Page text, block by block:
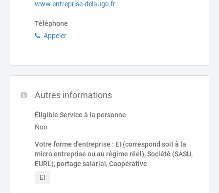
www.entreprise-delauge.fr
Téléphone
Appeler
Autres informations
Éligible Service à la personne
Non
Votre forme d'entreprise : EI (correspond soit à la
micro entreprise ou au régime réel), Société (SASU,
EURL), portage salarial, Coopérative
EI